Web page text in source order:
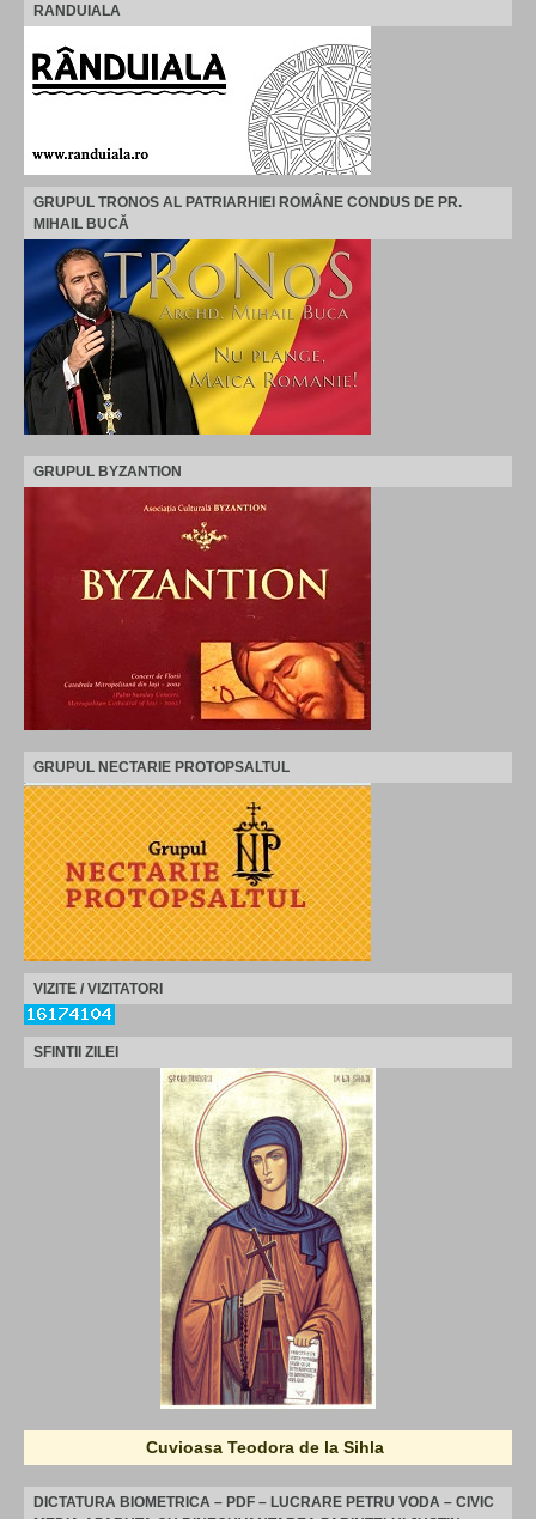
RANDUIALA
GRUPUL TRONOS AL PATRIARHIEI ROMÂNE CONDUS DE PR.
MIHAIL BUCĂ
GRUPUL BYZANTION
GRUPUL NECTARIE PROTOPSALTUL
VIZITE / VIZITATORI
SFINTII ZILEI
Cuvioasa Teodora de la Sihla
DICTATURA BIOMETRICA – PDF – LUCRARE PETRU VODA – CIVIC